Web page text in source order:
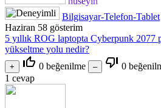
Bilgisayar-Telefon-Tablet
Haziran 58 gösterim
5 yıllık ROG laptopta Cyberpunk 2077
yükseltme yolu nedir?
thumb_up_off_alt 0 beğenilme thumb_down_off_alt 0
1 cevap